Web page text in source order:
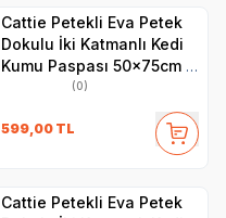
Cattie Petekli Eva Petek
Dokulu İki Katmanlı Kedi
Kumu Paspası 50x75cm -
(0)
599,00 TL
Cattie Petekli Eva Petek